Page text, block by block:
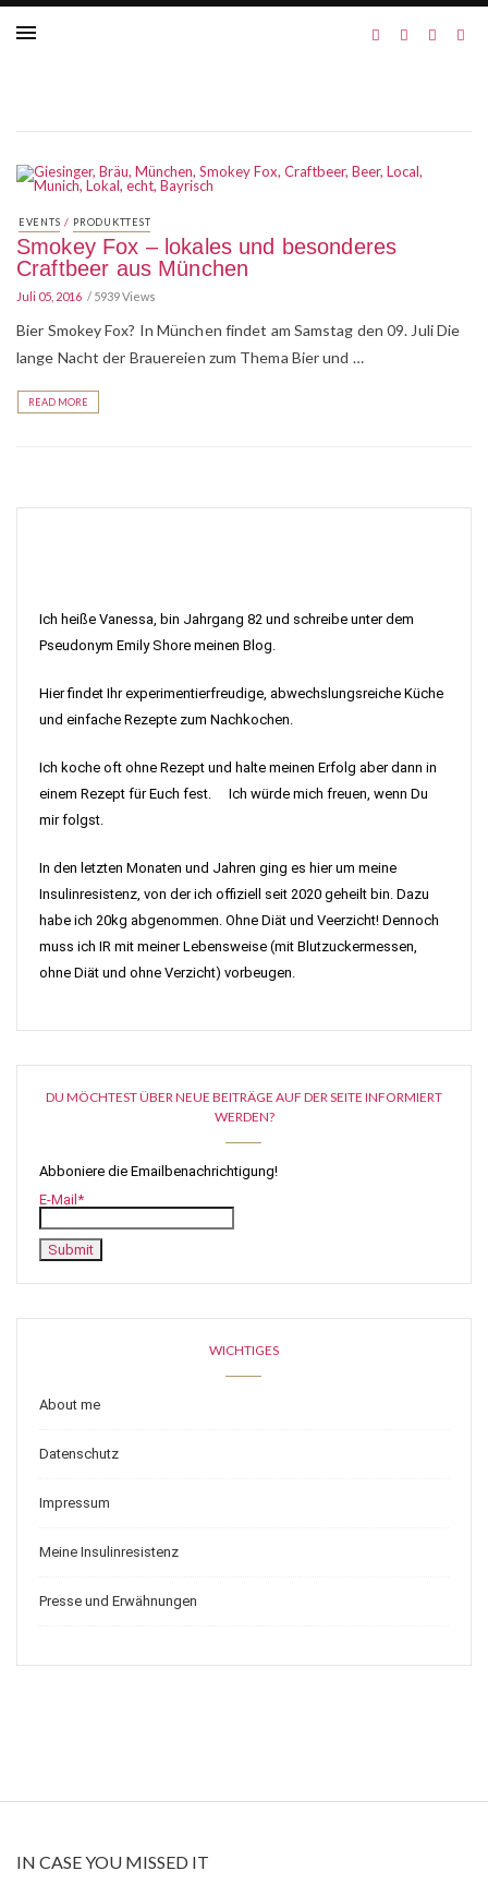
EVENTS / PRODUKTTEST
Smokey Fox – lokales und besonderes
Craftbeer aus München
Juli 05, 2016 5939 Views
Bier Smokey Fox? In München findet am Samstag den 09. Juli Die
lange Nacht der Brauereien zum Thema Bier und …
READ MORE
Ich heiße Vanessa, bin Jahrgang 82 und schreibe unter dem
Pseudonym Emily Shore meinen Blog.
Hier findet Ihr experimentierfreudige, abwechslungsreiche Küche
und einfache Rezepte zum Nachkochen.
Ich koche oft ohne Rezept und halte meinen Erfolg aber dann in
einem Rezept für Euch fest. Ich würde mich freuen, wenn Du
mir folgst.
In den letzten Monaten und Jahren ging es hier um meine
Insulinresistenz, von der ich offiziell seit 2020 geheilt bin. Dazu
habe ich 20kg abgenommen. Ohne Diät und Veerzicht! Dennoch
muss ich IR mit meiner Lebensweise (mit Blutzuckermessen,
ohne Diät und ohne Verzicht) vorbeugen.
DU MÖCHTEST ÜBER NEUE BEITRÄGE AUF DER SEITE INFORMIERT
WERDEN?
Abboniere die Emailbenachrichtigung!
E-Mail*
WICHTIGES
About me
Datenschutz
Impressum
Meine Insulinresistenz
Presse und Erwähnungen
IN CASE YOU MISSED IT